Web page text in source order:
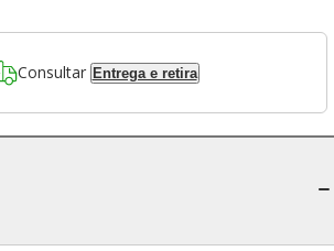
Consultar Entrega e retira